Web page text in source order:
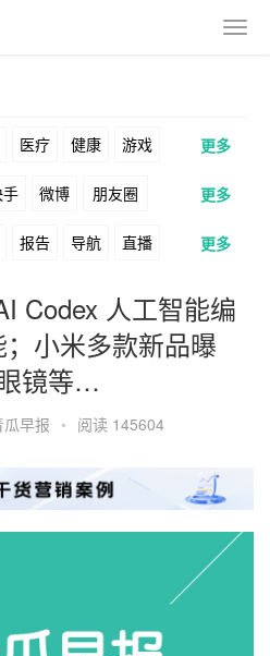
医疗 健康 游戏
家装 教育 婚纱
文娱 跨境 科技
产
更多
微博 朋友圈
书 头条 知乎
搜狗 爱奇艺 美柚
谷歌 Facebook
更多
报告 导航 直播
电商 社群
方案 策划 案例
用户
更多
Codex 人工智能编
小米多款新品曝
镜等…
瓜早报 • 阅读 145604